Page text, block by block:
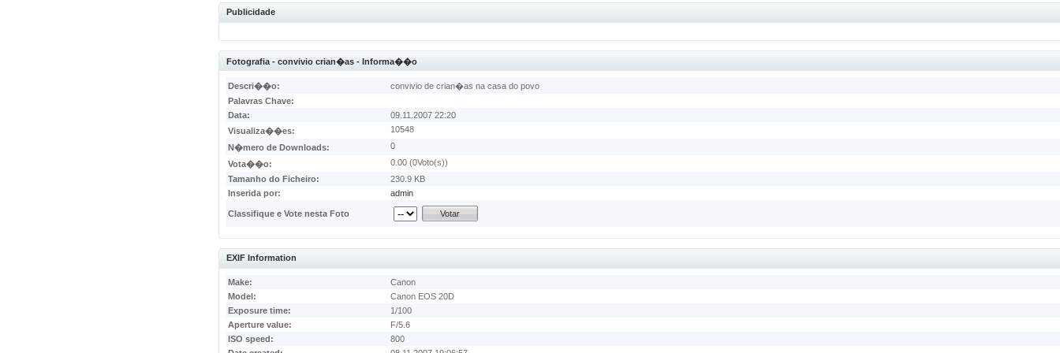
Publicidade
Fotografia - convivio crian�as - Informa��o
Descri��o:
convivio de crian�as na casa do povo
Palavras Chave:
Data:
09.11.2007 22:20
Visualiza��es:
10548
N�mero de Downloads:
0
Vota��o:
0.00 (0Voto(s))
Tamanho do Ficheiro:
230.9 KB
Inserida por:
admin
Classifique e Vote nesta Foto
EXIF Information
Make:
Canon
Model:
Canon EOS 20D
Exposure time:
1/100
Aperture value:
F/5.6
ISO speed:
800